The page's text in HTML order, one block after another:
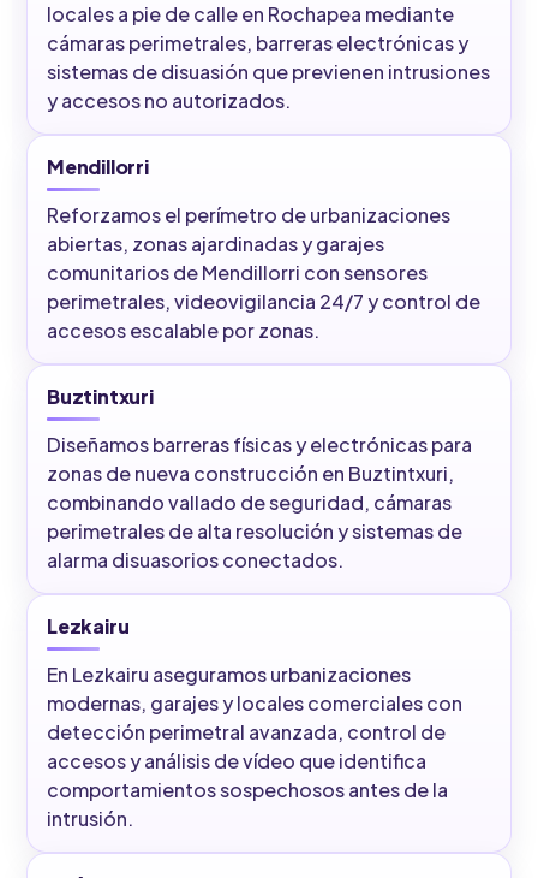
locales a pie de calle en Rochapea mediante
cámaras perimetrales, barreras electrónicas y
sistemas de disuasión que previenen intrusiones
y accesos no autorizados.
Mendillorri
Reforzamos el perímetro de urbanizaciones
abiertas, zonas ajardinadas y garajes
comunitarios de Mendillorri con sensores
perimetrales, videovigilancia 24/7 y control de
accesos escalable por zonas.
Buztintxuri
Diseñamos barreras físicas y electrónicas para
zonas de nueva construcción en Buztintxuri,
combinando vallado de seguridad, cámaras
perimetrales de alta resolución y sistemas de
alarma disuasorios conectados.
Lezkairu
En Lezkairu aseguramos urbanizaciones
modernas, garajes y locales comerciales con
detección perimetral avanzada, control de
accesos y análisis de vídeo que identifica
comportamientos sospechosos antes de la
intrusión.